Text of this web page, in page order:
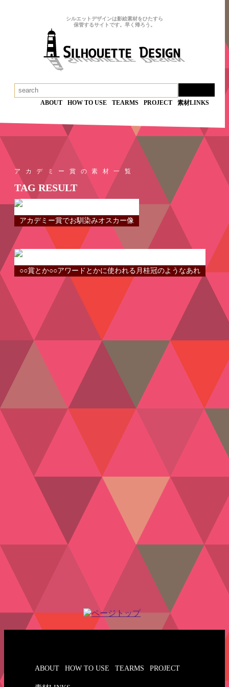
シルエットデザインは影絵素材をひたすら
保管するサイトです。早く帰ろう。
ABOUT HOW TO USE TEARMS PROJECT 素材LINKS
アカデミー賞の素材一覧
TAG RESULT
アカデミー賞でお馴染みオスカー像
○○賞とか○○アワードとかに使われる月桂冠のようなあれ
ABOUT HOW TO USE TEARMS PROJECT